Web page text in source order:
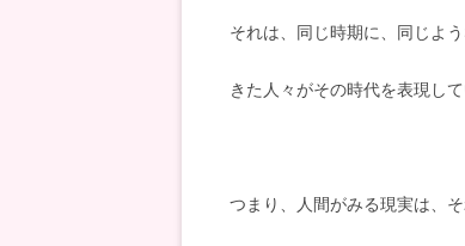
それは、同じ時期に、同じよ
きた人々がその時代を表現して
つまり、人間がみる現実は、